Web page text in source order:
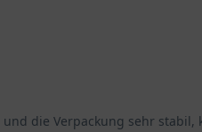
die Verpackung sehr stabil,